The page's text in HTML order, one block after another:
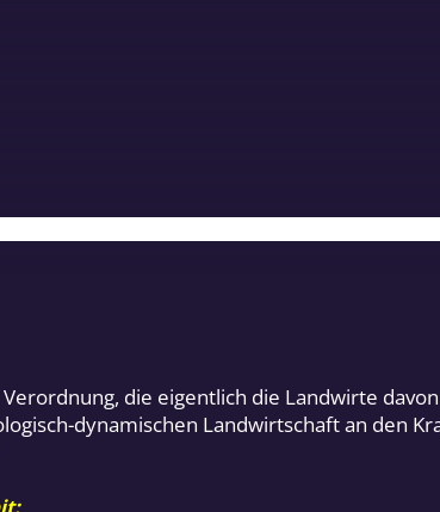
die eigentlich die Landwirte
dynamischen Landwirtschaft an den